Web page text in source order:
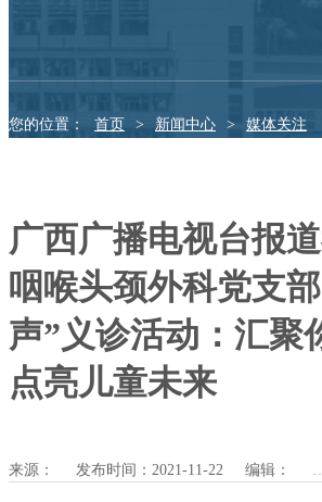
您的位置： 首页 > 新闻中心 > 媒体关注
广西广播电视台报
咽喉头颈外科党支
声”义诊活动：汇聚
点亮儿童未来
来源： 发布时间：2021-11-22 编辑：